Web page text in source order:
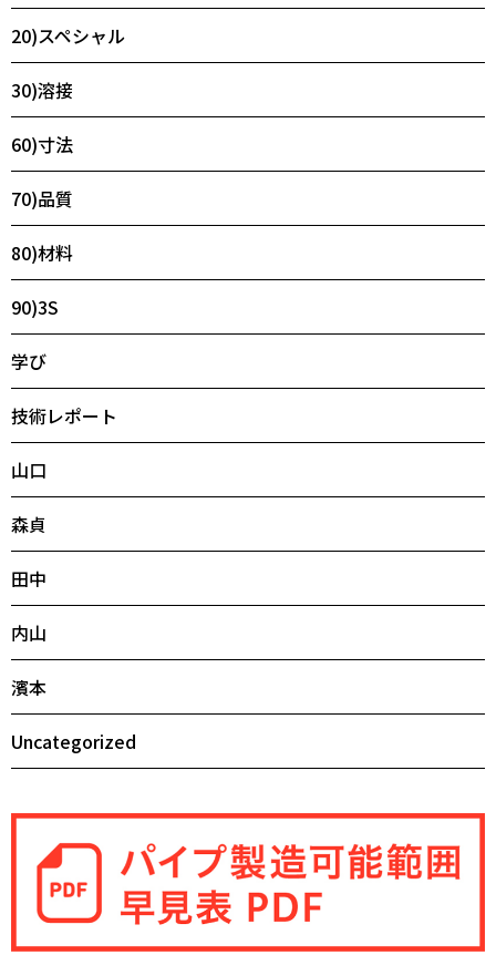
20)スペシャル
30)溶接
60)寸法
70)品質
80)材料
90)3S
学び
技術レポート
山口
森貞
田中
内山
濱本
Uncategorized